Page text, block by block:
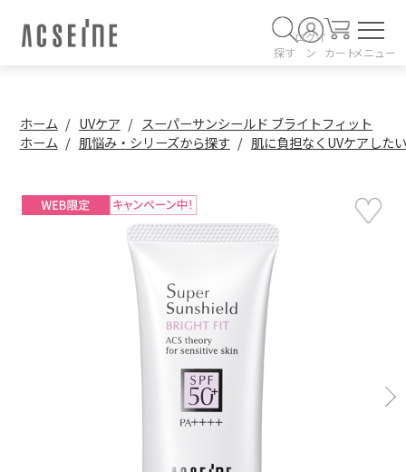
探す
ログイ
ン
カートメニュー
ホーム UVケア
スーパーサンシールド ブライトフィット
ホーム
肌悩み・シリーズから探す 肌に負担なくUVケアした